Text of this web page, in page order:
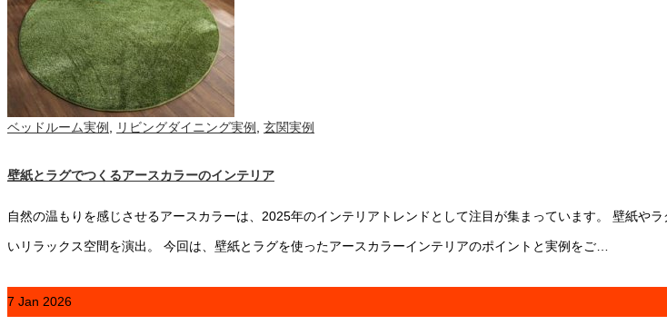
ベッドルーム実例 , リビングダイニング実例 , 玄関実例
壁紙とラグでつくるアースカラーのインテリア
自然の温もりを感じさせるアースカラーは、2025年のインテリアトレンドとして注目が集まっています。 壁紙や
いリラックス空間を演出。 今回は、壁紙とラグを使ったアースカラーインテリアのポイントと実例をご…
7 Jan 2026